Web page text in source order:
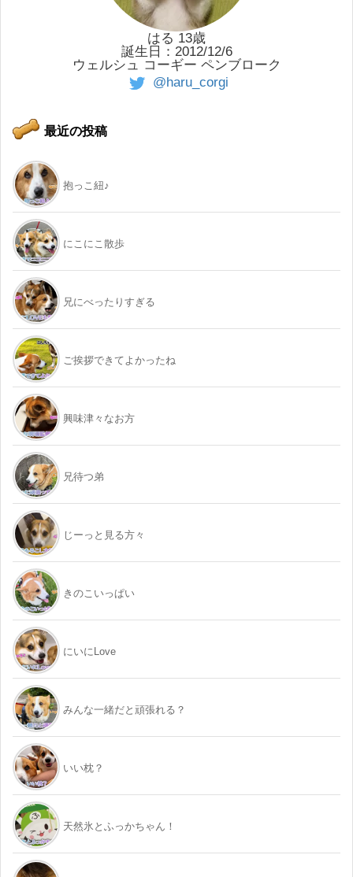
はる 13歳
誕生日：2012/12/6
ウェルシュ コーギー ペンブローク
@haru_corgi
最近の投稿
抱っこ紐♪
にこにこ散歩
兄にべったりすぎる
ご挨拶できてよかったね
興味津々なお方
兄待つ弟
じーっと見る方々
きのこいっぱい
にいにLove
みんな一緒だと頑張れる？
いい枕？
天然氷とふっかちゃん！